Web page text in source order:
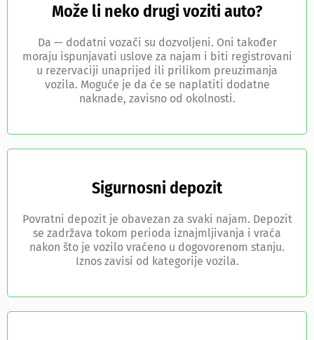
Može li neko drugi voziti auto?
Da — dodatni vozači su dozvoljeni. Oni također
moraju ispunjavati uslove za najam i biti registrovani
u rezervaciji unaprijed ili prilikom preuzimanja
vozila. Moguće je da će se naplatiti dodatne
naknade, zavisno od okolnosti.
Sigurnosni depozit
Povratni depozit je obavezan za svaki najam. Depozit
se zadržava tokom perioda iznajmljivanja i vraća
nakon što je vozilo vraćeno u dogovorenom stanju.
Iznos zavisi od kategorije vozila.